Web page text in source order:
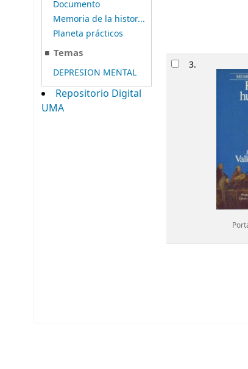
Documento
Memoria de la histor...
Planeta prácticos
Temas
DEPRESION MENTAL
Repositorio Digital
UMA
3.